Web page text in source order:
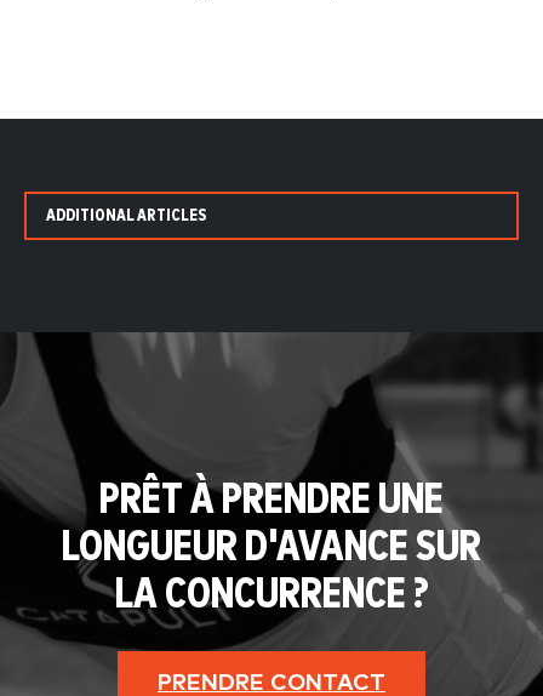
ADDITIONAL ARTICLES
PRÊT À PRENDRE UNE
LONGUEUR D'AVANCE SUR
LA CONCURRENCE ?
PRENDRE CONTACT